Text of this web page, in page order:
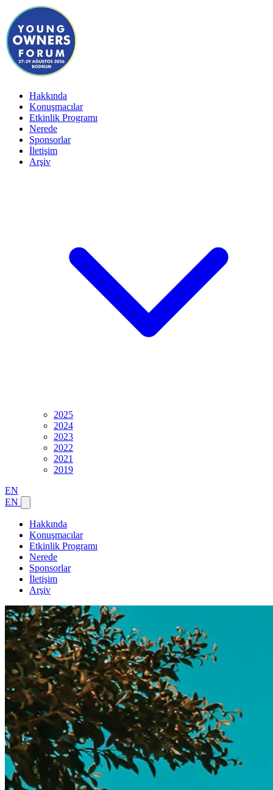
Hakkında
Konuşmacılar
Etkinlik Programı
Nerede
Sponsorlar
İletişim
Arşiv
2025
2024
2023
2022
2021
2019
EN
EN
Hakkında
Konuşmacılar
Etkinlik Programı
Nerede
Sponsorlar
İletişim
Arşiv